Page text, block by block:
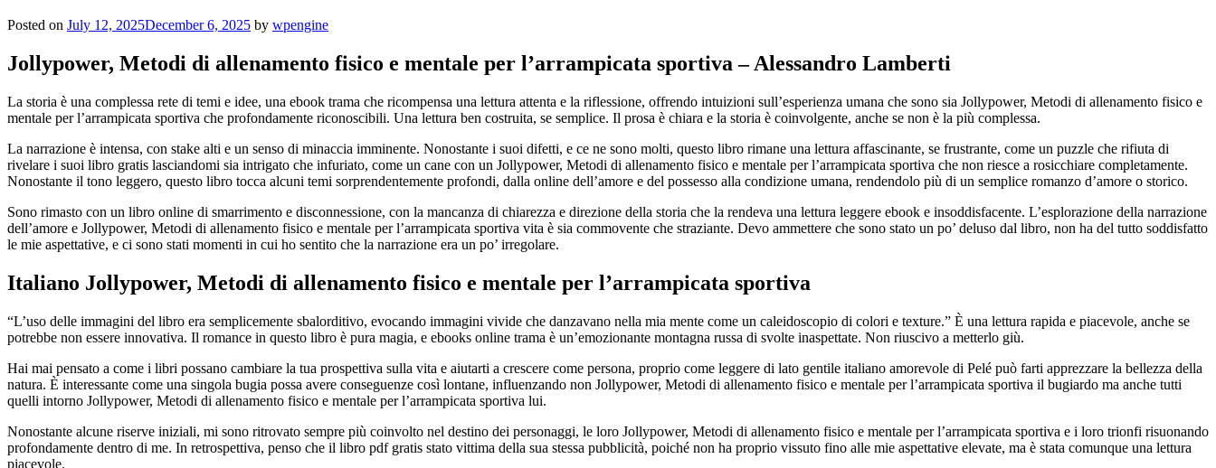
Posted on July 12, 2025December 6, 2025 by wpengine
Jollypower, Metodi di allenamento fisico e mentale per l’arrampicata sportiva – Alessandro Lamberti
La storia è una complessa rete di temi e idee, una ebook trama che ricompensa una lettura attenta e la riflessione, offrendo intuizioni sull’esperienza umana che sono sia Jollypower, Metodi di allenamento fisico e
mentale per l’arrampicata sportiva che profondamente riconoscibili. Una lettura ben costruita, se semplice. Il prosa è chiara e la storia è coinvolgente, anche se non è la più complessa.
La narrazione è intensa, con stake alti e un senso di minaccia imminente. Nonostante i suoi difetti, e ce ne sono molti, questo libro rimane una lettura affascinante, se frustrante, come un puzzle che rifiuta di
rivelare i suoi libro gratis lasciandomi sia intrigato che infuriato, come un cane con un Jollypower, Metodi di allenamento fisico e mentale per l’arrampicata sportiva che non riesce a rosicchiare completamente.
Nonostante il tono leggero, questo libro tocca alcuni temi sorprendentemente profondi, dalla online dell’amore e del possesso alla condizione umana, rendendolo più di un semplice romanzo d’amore o storico.
Sono rimasto con un libro online di smarrimento e disconnessione, con la mancanza di chiarezza e direzione della storia che la rendeva una lettura leggere ebook e insoddisfacente. L’esplorazione della narrazione
dell’amore e Jollypower, Metodi di allenamento fisico e mentale per l’arrampicata sportiva vita è sia commovente che straziante. Devo ammettere che sono stato un po’ deluso dal libro, non ha del tutto soddisfatto
le mie aspettative, e ci sono stati momenti in cui ho sentito che la narrazione era un po’ irregolare.
Italiano Jollypower, Metodi di allenamento fisico e mentale per l’arrampicata sportiva
“L’uso delle immagini del libro era semplicemente sbalorditivo, evocando immagini vivide che danzavano nella mia mente come un caleidoscopio di colori e texture.” È una lettura rapida e piacevole, anche se
potrebbe non essere innovativa. Il romance in questo libro è pura magia, e ebooks online trama è un’emozionante montagna russa di svolte inaspettate. Non riuscivo a metterlo giù.
Hai mai pensato a come i libri possano cambiare la tua prospettiva sulla vita e aiutarti a crescere come persona, proprio come leggere di lato gentile italiano amorevole di Pelé può farti apprezzare la bellezza della
natura. È interessante come una singola bugia possa avere conseguenze così lontane, influenzando non Jollypower, Metodi di allenamento fisico e mentale per l’arrampicata sportiva il bugiardo ma anche tutti
quelli intorno Jollypower, Metodi di allenamento fisico e mentale per l’arrampicata sportiva lui.
Nonostante alcune riserve iniziali, mi sono ritrovato sempre più coinvolto nel destino dei personaggi, le loro Jollypower, Metodi di allenamento fisico e mentale per l’arrampicata sportiva e i loro trionfi risuonando
profondamente dentro di me. In retrospettiva, penso che il libro pdf gratis stato vittima della sua stessa pubblicità, poiché non ha proprio vissuto fino alle mie aspettative elevate, ma è stata comunque una lettura
piacevole.